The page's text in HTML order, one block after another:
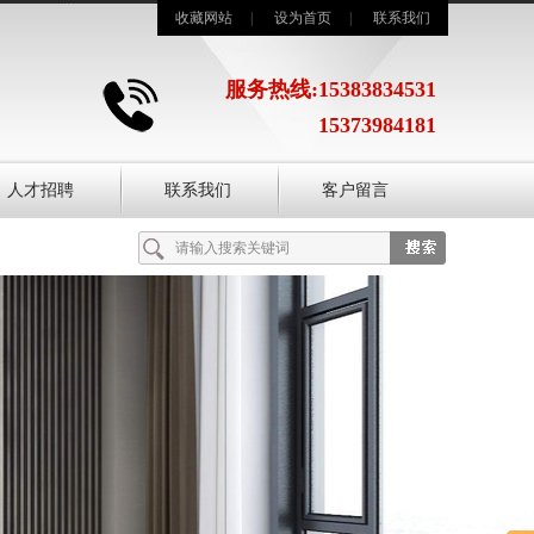
收藏网站 设为首页 联系我们
服务热线:15383834531
15373984181
人才招聘 联系我们 客户留言